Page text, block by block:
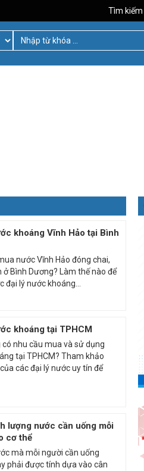
Tìm kiếm
khoáng Vĩnh Hảo tại Bình
nước Vĩnh Hảo đóng chai,
ở Bình Dương? Làm thế nào để
đại lý nước khoáng...
khoáng tại TPHCM
có nhu cầu mua và sử dụng
tại TPHCM? Tham khảo
các đại lý nước uy tín để
lượng nước cần uống mỗi
cơ thể
mà mỗi người cần uống
phải được tính dựa vào cân